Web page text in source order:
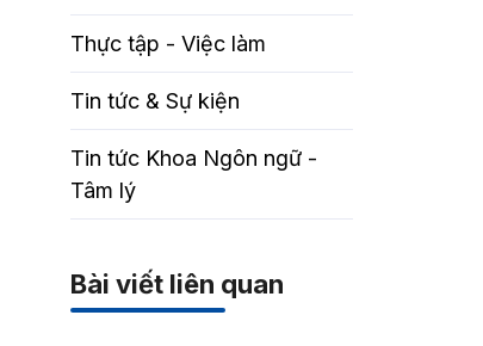
Thực tập - Việc làm
Tin tức & Sự kiện
Tin tức Khoa Ngôn ngữ -
Tâm lý
Bài viết liên quan